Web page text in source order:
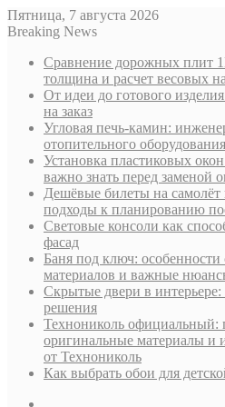
Пятница, 7 августа 2026
Breaking News
Сравнение дорожных плит
толщина и расчет весовых
От идеи до готового
на заказ
Угловая печь-камин:
отопительного оборудования
Установка пластиковых
важно знать перед заменой
Дешёвые билеты на самолёт
подходы к планированию
Световые консоли как
фасад
Баня под ключ: особенности
материалов и важные
Скрытые двери в
решения
Технониколь официальный:
оригинальные материалы и
от Технониколь
Как выбрать обои для